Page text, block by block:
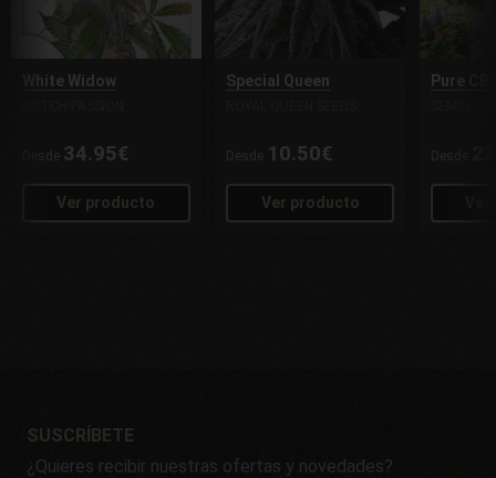
White Widow
Desde 34.95€
Ver producto
Special Queen
Desde 10.50€
Ver producto
Pure
Desde
SUSCRÍBETE
¿Quieres recibir nuestras ofertas y novedades?